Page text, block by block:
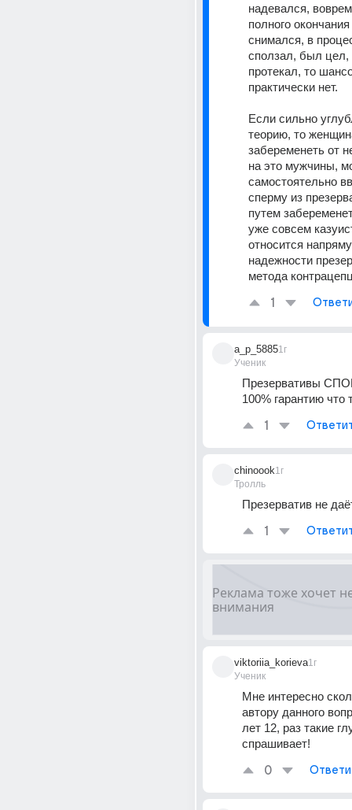
надевался,
полного окончания
снимался, в
сползал, был цел,
протекал, то
практически нет.
Если сильно
теорию, то
забеременеть от
на это мужчины,
самостоятельно
сперму из
путем
уже совсем
относится
надежности
метода
1
a_p_5885
Ученик
1г
Презервативы
100% гарантию что
1
chinoook
Тролль
1г
Презерватив не
1
viktoriia_korieva
Ученик
1г
Мне интересно
автору данного
лет 12, раз такие
спрашивает!
0